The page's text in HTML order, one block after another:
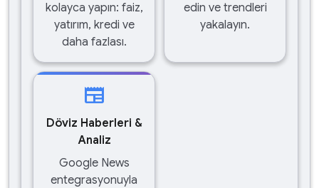
kolayca yapın: faiz,
yatırım, kredi ve
daha fazlası.
edin ve trendleri
yakalayın.
newspaper
Döviz Haberleri &
Analiz
Google News
entegrasyonuyla